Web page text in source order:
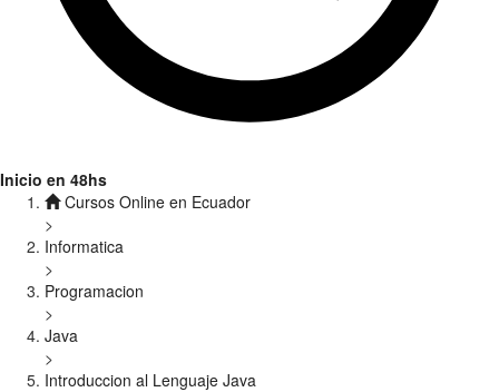
Inicio en 48hs
Cursos Online en Ecuador
>
Informatica
>
Programacion
>
Java
>
Introduccion al Lenguaje Java